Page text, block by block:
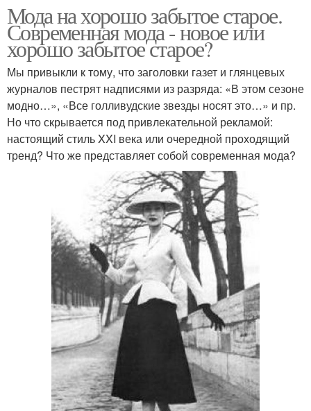
Мода на хорошо забытое старое.
Современная мода - новое или
хорошо забытое старое?
Мы привыкли к тому, что заголовки газет и глянцевых
журналов пестрят надписями из разряда: «В этом сезоне
модно…», «Все голливудские звезды носят это…» и пр.
Но что скрывается под привлекательной рекламой:
настоящий стиль XXI века или очередной проходящий
тренд? Что же представляет собой современная мода?